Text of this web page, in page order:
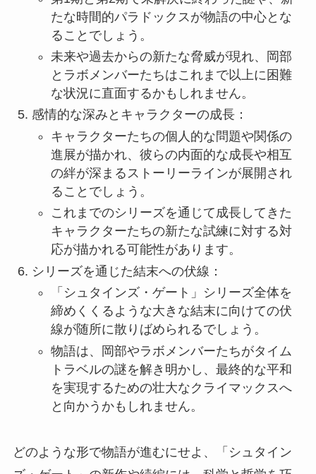
たな時間的パラドックスが物語の中心とな
ることでしょう。
未来や過去からの新たな脅威が現れ、岡部
とラボメンバーたちはこれまで以上に困難
な状況に直面するかもしれません。
感情的な深みとキャラクターの成長：
キャラクターたちの個人的な問題や関係の
進展が描かれ、彼らの内面的な成長や相互
の絆が深まるストーリーラインが展開され
ることでしょう。
これまでのシリーズを通じて成長してきた
キャラクターたちの新たな試練に対する対
応が描かれる可能性があります。
シリーズを通じた結末への伏線：
「シュタインズ・ゲート」シリーズ全体を
締めくくるような大きな結末に向けての伏
線が随所に散りばめられるでしょう。
物語は、岡部やラボメンバーたちがタイム
トラベルの謎を解き明かし、最終的な平和
を実現するための壮大なクライマックスへ
と向かうかもしれません。
どのような形で物語が進むにせよ、「シュタイン